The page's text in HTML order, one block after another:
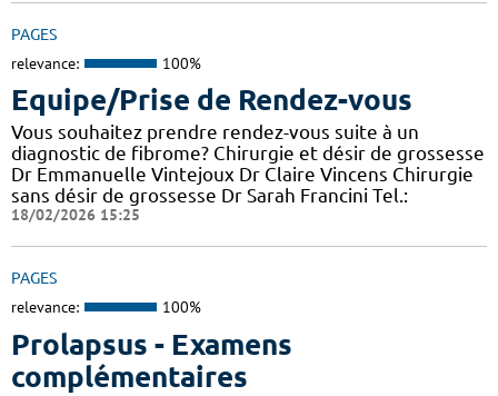
PAGES
relevance: 100%
Equipe/Prise de Rendez-vous
Vous souhaitez prendre rendez-vous suite à un
diagnostic de fibrome? Chirurgie et désir de grossesse
Dr Emmanuelle Vintejoux Dr Claire Vincens Chirurgie
sans désir de grossesse Dr Sarah Francini Tel.:
18/02/2026 15:25
PAGES
relevance: 100%
Prolapsus - Examens
complémentaires